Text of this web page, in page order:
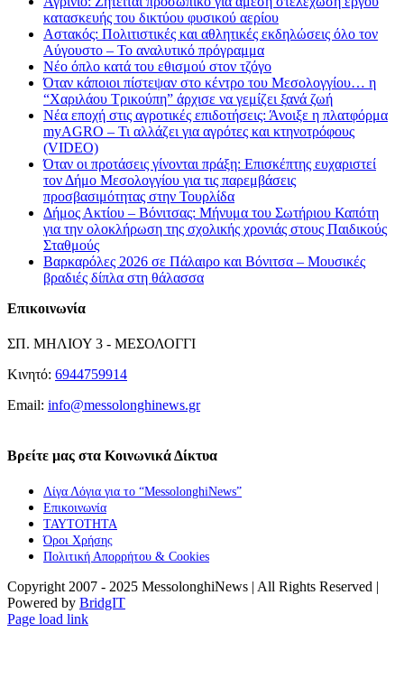
κατασκευής του δικτύου φυσικού αερίου
Αστακός: Πολιτιστικές και αθλητικές εκδηλώσεις όλο τον
Αύγουστο – Το αναλυτικό πρόγραμμα
Νέο όπλο κατά του εθισμού στον τζόγο
Όταν κάποιοι πίστεψαν στο κέντρο του Μεσολογγίου… η
“Χαριλάου Τρικούπη” άρχισε να γεμίζει ξανά ζωή
Νέα εποχή στις αγροτικές επιδοτήσεις: Άνοιξε η πλατφόρμα
myAGRO – Τι αλλάζει για αγρότες και κτηνοτρόφους
(VIDEO)
Όταν οι προτάσεις γίνονται πράξη: Επισκέπτης ευχαριστεί
τον Δήμο Μεσολογγίου για τις παρεμβάσεις
προσβασιμότητας στην Τουρλίδα
Δήμος Ακτίου – Βόνιτσας: Μήνυμα του Σωτήριου Καπότη
για την ολοκλήρωση της σχολικής χρονιάς στους Παιδικούς
Σταθμούς
Βαρκαρόλες 2026 σε Πάλαιρο και Βόνιτσα – Μουσικές
βραδιές δίπλα στη θάλασσα
Επικοινωνία
ΣΠ. ΜΗΛΙΟΥ 3 - ΜΕΣΟΛΟΓΓΙ
Κινητό: 6944759914
Email: info@messolonghinews.gr
Βρείτε μας στα Κοινωνικά Δίκτυα
Λίγα Λόγια για το “MessolonghiNews”
Επικοινωνία
ΤΑΥΤΟΤΗΤΑ
Όροι Χρήσης
Πολιτική Απορρήτου & Cookies
Copyright 2007 - 2025 MessolonghiNews | All Rights Reserved |
Powered by BridgIT
YouTube
Facebook
Instagram
Page load link